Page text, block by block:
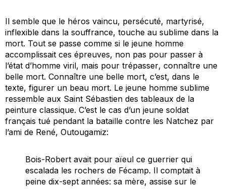
Il semble que le héros vaincu, persécuté, martyrisé,
inflexible dans la souffrance, touche au sublime dans la
mort. Tout se passe comme si le jeune homme
accomplissait ces épreuves, non pas pour passer à
l’état d’homme viril, mais pour trépasser, connaître une
belle mort. Connaître une belle mort, c’est, dans le
texte, figurer un beau mort. Le jeune homme sublime
ressemble aux Saint Sébastien des tableaux de la
peinture classique. C’est le cas d’un jeune soldat
français tué pendant la bataille contre les Natchez par
l’ami de René, Outougamiz:
Bois-Robert avait pour aïeul ce guerrier qui
escalada les rochers de Fécamp. Il comptait à
peine dix-sept années: sa mère, assise sur le